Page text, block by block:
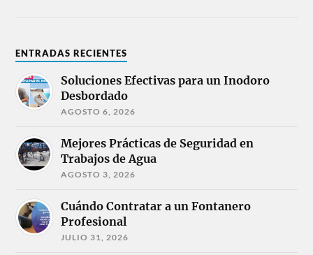
ENTRADAS RECIENTES
Soluciones Efectivas para un Inodoro
Desbordado
AGOSTO 6, 2026
Mejores Prácticas de Seguridad en
Trabajos de Agua
AGOSTO 3, 2026
Cuándo Contratar a un Fontanero
Profesional
JULIO 31, 2026